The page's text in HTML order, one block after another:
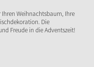
Weihnachtsbaum, Ihre
Die
Freude in die Adventszeit!